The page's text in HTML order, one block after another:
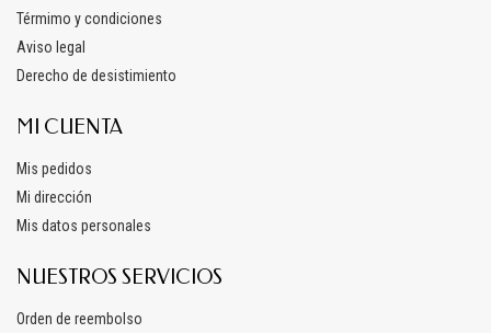
Térmimo y condiciones
Aviso legal
Derecho de desistimiento
MI CUENTA
Mis pedidos
Mi dirección
Mis datos personales
NUESTROS SERVICIOS
Orden de reembolso